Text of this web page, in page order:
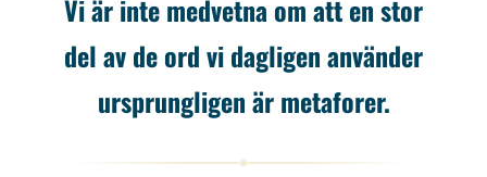
Vi är inte medvetna om att en stor
del av de ord vi dagligen använder
ursprungligen är metaforer.